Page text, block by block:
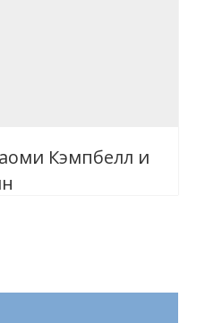
Кэмпбелл и